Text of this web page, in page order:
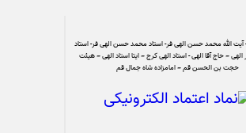
آیت الله محمد حسن الهی فر- استاد محمد حسن الهی فر- استاد
الهی – حاج آقا الهی - استاد الهی کرج – ایتا استاد الهی – هیئت
حجت بن الحسن قم – امامزاده شاه جمال قم